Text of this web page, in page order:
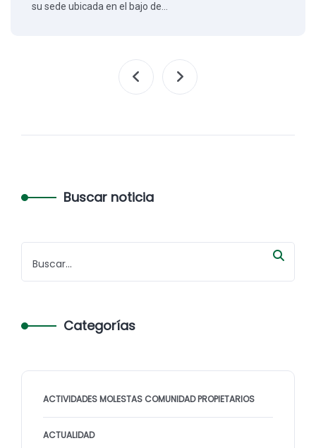
su sede ubicada en el bajo de…
Buscar noticia
Categorías
ACTIVIDADES MOLESTAS COMUNIDAD PROPIETARIOS
ACTUALIDAD